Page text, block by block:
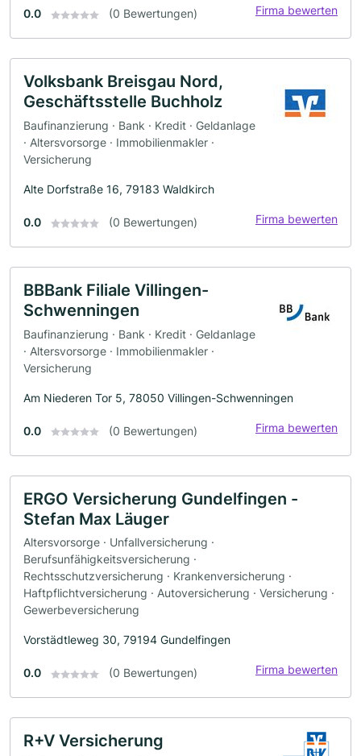
0.0 (0 Bewertungen) Firma bewerten
Volksbank Breisgau Nord,
Geschäftsstelle Buchholz
Baufinanzierung · Bank · Kredit · Geldanlage
· Altersvorsorge · Immobilienmakler ·
Versicherung
Alte Dorfstraße 16, 79183 Waldkirch
0.0 (0 Bewertungen) Firma bewerten
BBBank Filiale Villingen-
Schwenningen
Baufinanzierung · Bank · Kredit · Geldanlage
· Altersvorsorge · Immobilienmakler ·
Versicherung
Am Niederen Tor 5, 78050 Villingen-Schwenningen
0.0 (0 Bewertungen) Firma bewerten
ERGO Versicherung Gundelfingen -
Stefan Max Läuger
Altersvorsorge · Unfallversicherung ·
Berufsunfähigkeitsversicherung ·
Rechtsschutzversicherung · Krankenversicherung ·
Haftpflichtversicherung · Autoversicherung · Versicherung ·
Gewerbeversicherung
Vorstädtleweg 30, 79194 Gundelfingen
0.0 (0 Bewertungen) Firma bewerten
R+V Versicherung